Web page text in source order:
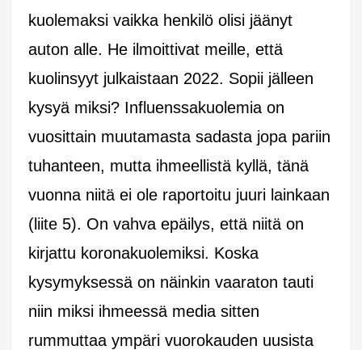
kuolemaksi vaikka henkilö olisi jäänyt
auton alle. He ilmoittivat meille, että
kuolinsyyt julkaistaan 2022. Sopii jälleen
kysyä miksi? Influenssakuolemia on
vuosittain muutamasta sadasta jopa pariin
tuhanteen, mutta ihmeellistä kyllä, tänä
vuonna niitä ei ole raportoitu juuri lainkaan
(liite 5). On vahva epäilys, että niitä on
kirjattu koronakuolemiksi. Koska
kysymyksessä on näinkin vaaraton tauti
niin miksi ihmeessä media sitten
rummuttaa ympäri vuorokauden uusista